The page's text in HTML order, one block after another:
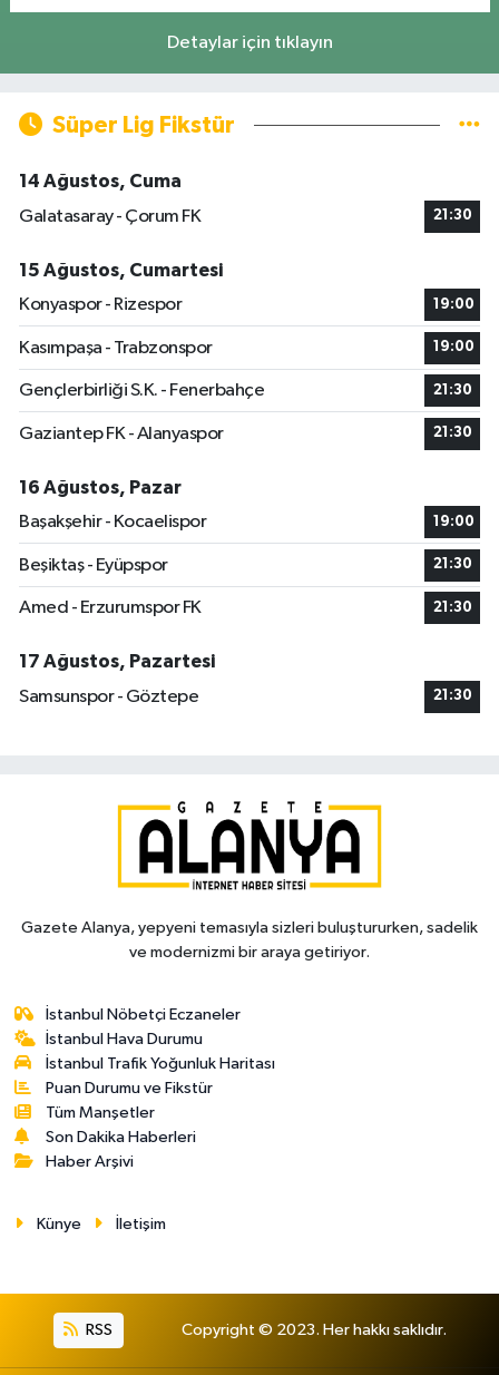
Detaylar için tıklayın
Süper Lig Fikstür
14 Ağustos, Cuma
Galatasaray - Çorum FK
21:30
15 Ağustos, Cumartesi
Konyaspor - Rizespor
19:00
Kasımpaşa - Trabzonspor 19:00
Gençlerbirliği S.K. - Fenerbahçe 21:30
Gaziantep FK - Alanyaspor 21:30
16 Ağustos, Pazar
Başakşehir - Kocaelispor
19:00
Beşiktaş - Eyüpspor 21:30
Amed - Erzurumspor FK 21:30
17 Ağustos, Pazartesi
Samsunspor - Göztepe
21:30
Gazete Alanya, yepyeni temasıyla sizleri buluştururken, sadelik
ve modernizmi bir araya getiriyor.
İstanbul Nöbetçi Eczaneler
İstanbul Hava Durumu
İstanbul Trafik Yoğunluk Haritası
Puan Durumu ve Fikstür
Tüm Manşetler
Son Dakika Haberleri
Haber Arşivi
Künye İletişim
RSS Copyright © 2023. Her hakkı saklıdır.